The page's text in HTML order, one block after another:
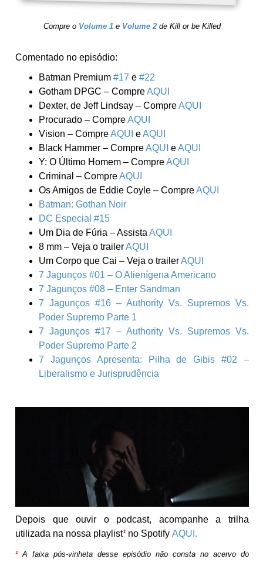
Compre o Volume 1 e Volume 2 de Kill or be Killed
Comentado no episódio:
Batman Premium #17 e #22
Gotham DPGC – CompreAQUI
Dexter, de Jeff Lindsay – CompreAQUI
Procurado – CompreAQUI
Vision – CompreAQUI eAQUI
Black Hammer – CompreAQUI eAQUI
Y: O Último Homem – CompreAQUI
Criminal – CompreAQUI
Os Amigos de Eddie Coyle – CompreAQUI
Batman: Gothan Noir
DC Especial #15
Um Dia de Fúria – Assista AQUI
8 mm – Veja o trailerAQUI
Um Corpo que Cai – Veja o trailerAQUI
7 Jagunços #01 – O Alienígena Americano
7 Jagunços #08 – Enter Sandman
7 Jagunços #16 – Authority Vs. Supremos Vs.
Poder Supremo Parte 1
7 Jagunços #17 – Authority Vs. Supremos Vs.
Poder Supremo Parte 2
7 Jagunços Apresenta: Pilha de Gibis #02 –
Liberalismo e Jurisprudência
Depois que ouvir o podcast, acompanhe a trilha
utilizada na nossa playlist¹ no Spotify AQUI.
¹ A faixa pós-vinheta desse episódio não consta no acervo do